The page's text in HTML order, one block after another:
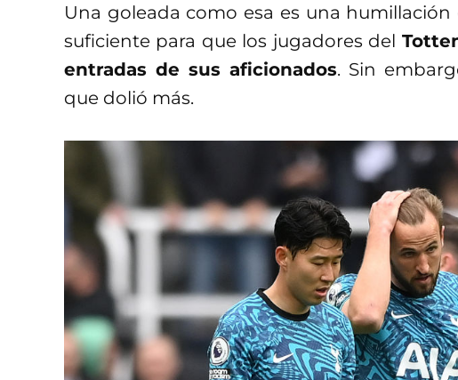
Una goleada como esa es una
suficiente para que los jugadores del
entradas de sus aficionados. Sin
que dolió más.